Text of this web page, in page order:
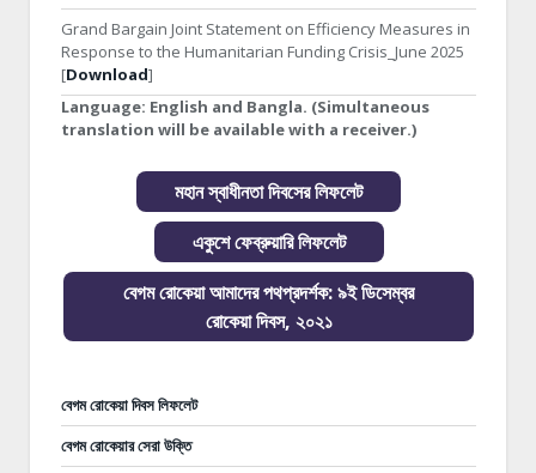
Grand Bargain Joint Statement on Efficiency Measures in
Response to the Humanitarian Funding Crisis_June 2025
[Download]
Language: English and Bangla. (Simultaneous
translation will be available with a receiver.)
মহান স্বাধীনতা দিবসের লিফলেট
একুশে ফেব্রুয়ারি লিফলেট
বেগম রোকেয়া আমাদের পথপ্রদর্শক: ৯ই ডিসেম্বর
রোকেয়া দিবস, ২০২১
বেগম রোকেয়া দিবস লিফলেট
বেগম রোকেয়ার সেরা উক্তি